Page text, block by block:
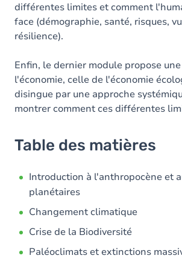
différentes limites et comment
face (démographie, santé, risques,
résilience).
Enfin, le dernier module propose
l'économie, celle de l'économie
disingue par une approche
montrer comment ces différentes
Table des matières
Introduction à l'anthropocène et
planétaires
Changement climatique
Crise de la Biodiversité
Paléoclimats et extinctions